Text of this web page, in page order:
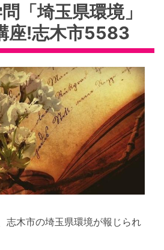
「埼玉県環境」
座!志木市5583
志木市の埼玉県環境が報じられ